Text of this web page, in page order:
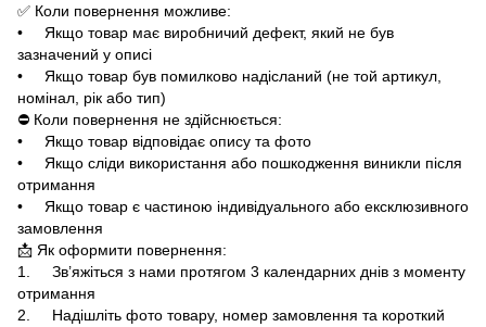
✅ Коли повернення можливе:
• Якщо товар має виробничий дефект, який не був
зазначений у описі
• Якщо товар був помилково надісланий (не той артикул,
номінал, рік або тип)
⛔ Коли повернення не здійснюється:
• Якщо товар відповідає опису та фото
• Якщо сліди використання або пошкодження виникли після
отримання
• Якщо товар є частиною індивідуального або ексклюзивного
замовлення
📩 Як оформити повернення:
1. Зв’яжіться з нами протягом 3 календарних днів з моменту
отримання
2. Надішліть фото товару, номер замовлення та короткий